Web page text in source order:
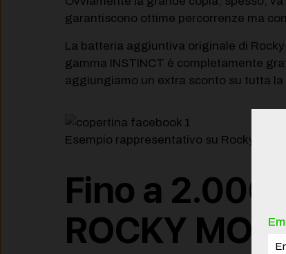
garantiscono ottime percorrenze ma
La batteria aggiuntiva originale di
gamma INSTINCT è completamente
aggiungiamo un extra sconto su tutta
Esempio rappresentativo su Rocky
Fino a 2.000
ROCKY